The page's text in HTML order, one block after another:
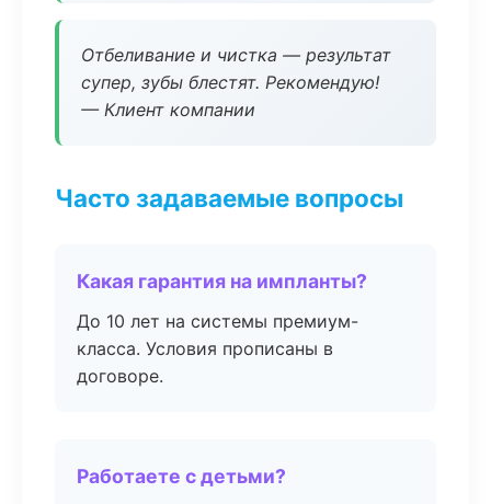
Отбеливание и чистка — результат
супер, зубы блестят. Рекомендую!
— Клиент компании
Часто задаваемые вопросы
Какая гарантия на импланты?
До 10 лет на системы премиум-
класса. Условия прописаны в
договоре.
Работаете с детьми?